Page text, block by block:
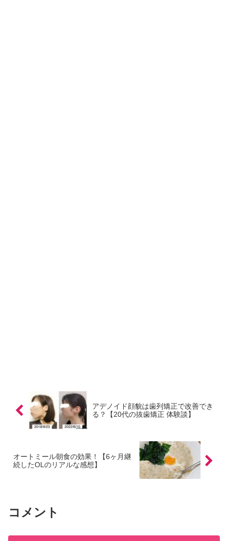
アデノイド顔貌は歯列矯正で改善でき
る？【20代の抜歯矯正 体験談】
オートミール朝食の効果！【6ヶ月継
続したOLのリアルな感想】
コメント